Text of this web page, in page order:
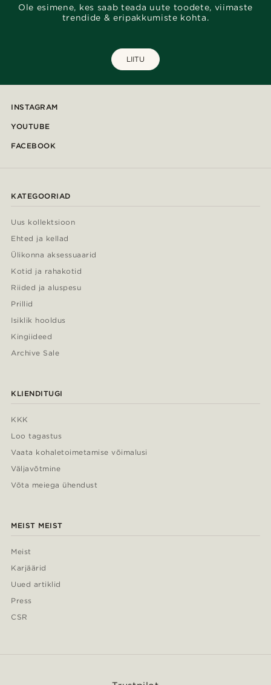
Ole esimene, kes saab teada uute toodete, viimaste
trendide & eripakkumiste kohta.
LIITU
INSTAGRAM
YOUTUBE
FACEBOOK
KATEGOORIAD
Uus kollektsioon
Ehted ja kellad
Ülikonna aksessuaarid
Kotid ja rahakotid
Riided ja aluspesu
Prillid
Isiklik hooldus
Kingiideed
Archive Sale
KLIENDITUGI
KKK
Loo tagastus
Vaata kohaletoimetamise võimalusi
Väljavõtmine
Võta meiega ühendust
MEIST MEIST
Meist
Karjäärid
Uued artiklid
Press
CSR